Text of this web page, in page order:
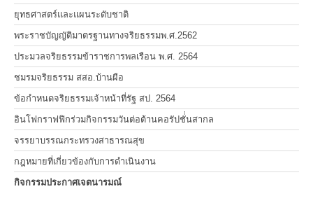
ยุทธศาสตร์และแผนระดับชาติ
พระราชบัญญัติมาตรฐานทางจริยธรรมพ.ศ.2562
ประมวลจริยธรรมข้าราชการพลเรือน พ.ศ. 2564
ชมรมจริยธรรม สสอ.บ้านผือ
ข้อกำหนดจริยธรรมเจ้าหน้าที่รัฐ สป. 2564
อินโฟกราฟฟิกร่วมกิจกรรมวันต่อต้านคอรัปชั่่นสากล
จรรยาบรรณกระทรวงสาธารณสุข
กฎหมายที่เกี่ยวข้องกับการดำเนินงาน
กิจกรรมประกาศเจตนารมณ์